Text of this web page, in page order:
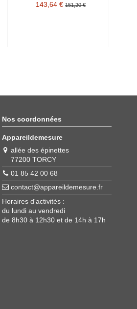
143,64 € 151,20 €
Nos coordonnées
Appareildemesure
allée des épinettes
77200 TORCY
01 85 42 00 68
contact@appareildemesure.fr
Horaires d'activités :
du lundi au vendredi
de 8h30 à 12h30 et de 14h à 17h